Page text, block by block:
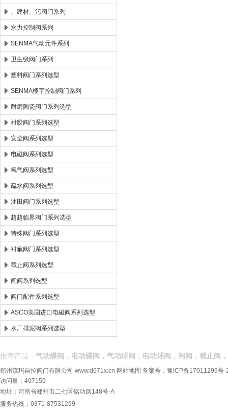
、建材、污阀门系列
水力控制阀系列
SENMA气动元件系列
卫生级阀门系列
塑料阀门系列选型
SENMA楼宇控制阀门系列
耐磨陶瓷阀门系列选型
衬胶阀门系列选型
安全阀系列选型
电磁阀系列选型
氧气阀系列选型
疏水阀系列选型
油田阀门系列选型
超超临界阀门系列选型
特殊阀门系列选型
衬氟阀门系列选型
截止阀系列选型
闸阀系列选型
阀门配件系列选型
ASCO美国进口电磁阀系列选型
水厂排泥阀系列选型
推荐产品： 气动蝶阀，电动蝶阀，气动球阀，电动球阀，闸阀，截止阀
郑州森玛自控阀门有限公司 www.d671x.cn 网站地图 备案号： 豫ICP备17011299号-
访问量：407159
地址：河南省郑州市二七区铭功路148号-A
服务热线：0371-87531299